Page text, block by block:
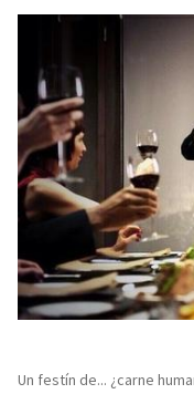
Un festín de... ¿carne